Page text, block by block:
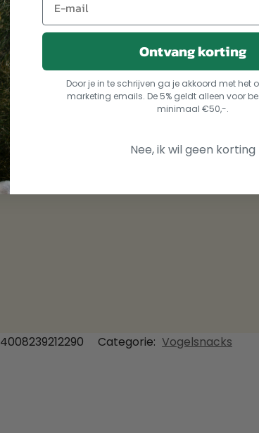
4008239212290 Categorie: Vogelsnacks
Ontvang korting
Door je in te schrijven ga je akkoord met het
marketing emails. De 5% geldt alleen voor
minimaal €50,-.
Nee, ik wil geen korting